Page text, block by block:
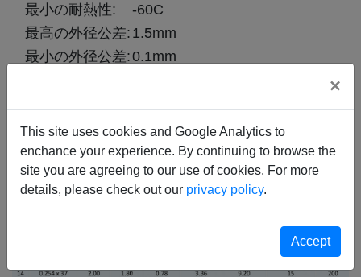
最小の耐熱性:
-60C
最高の外径公差: 1.5mm
最小の外径公差:0.1mm
×
This site uses cookies and Google Analytics to
enchance your experience. By continuing to browse the
site you are agreeing to our use of cookies. For more
details, please check out our privacy policy.